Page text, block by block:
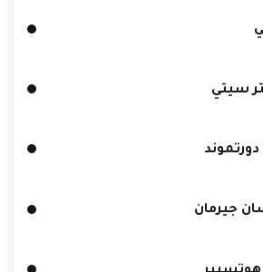
سيتي
جيرمان